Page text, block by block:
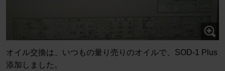
オイル交換は、いつもの量り売りのオイルで、SOD-1 Plus
添加しました。